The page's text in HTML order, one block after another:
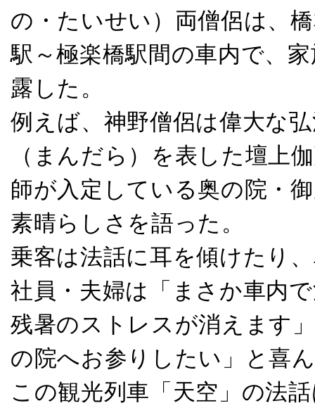
の・たいせい）両僧侶は、
駅～極楽橋駅間の車内で、
露した。
例えば、神野僧侶は偉大な
（まんだら）を表した壇上
師が入定している奥の院・
素晴らしさを語った。
乗客は法話に耳を傾けたり
社員・夫婦は「まさか車内
残暑のストレスが消えます
の院へお参りしたい」と喜
この観光列車「天空」の法